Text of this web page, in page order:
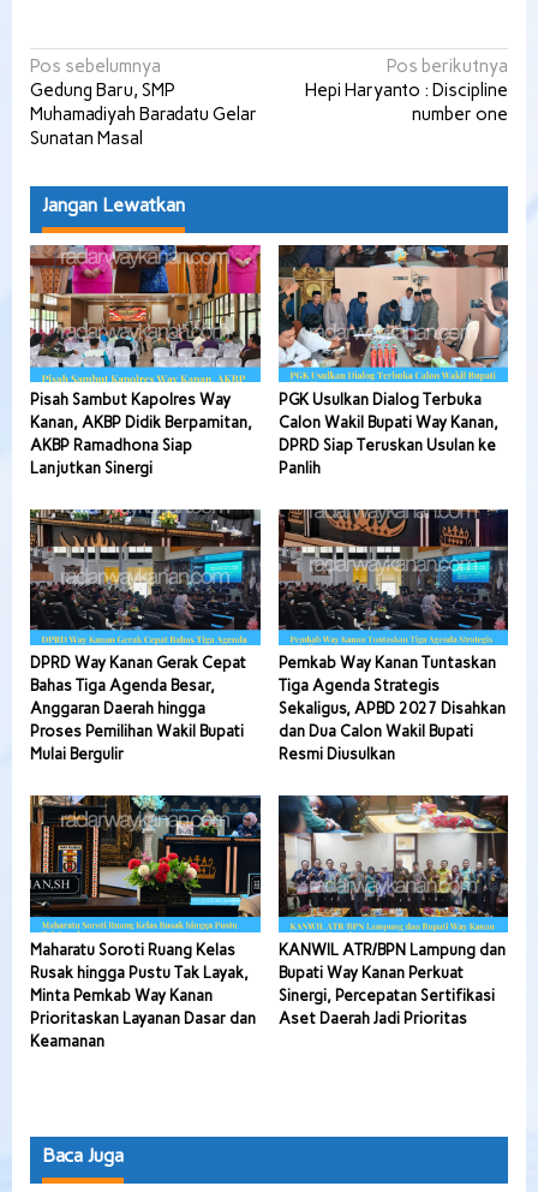
Navigasi
pos
Pos sebelumnya
Gedung Baru, SMP
Muhamadiyah Baradatu Gelar
Sunatan Masal
Pos berikutnya
Hepi Haryanto : Discipline
number one
Jangan Lewatkan
Pisah Sambut Kapolres Way
Kanan, AKBP Didik Berpamitan,
AKBP Ramadhona Siap
Lanjutkan Sinergi
PGK Usulkan Dialog Terbuka
Calon Wakil Bupati Way Kanan,
DPRD Siap Teruskan Usulan ke
Panlih
DPRD Way Kanan Gerak Cepat
Bahas Tiga Agenda Besar,
Anggaran Daerah hingga
Proses Pemilihan Wakil Bupati
Mulai Bergulir
Pemkab Way Kanan Tuntaskan
Tiga Agenda Strategis
Sekaligus, APBD 2027 Disahkan
dan Dua Calon Wakil Bupati
Resmi Diusulkan
Maharatu Soroti Ruang Kelas
Rusak hingga Pustu Tak Layak,
Minta Pemkab Way Kanan
Prioritaskan Layanan Dasar dan
Keamanan
KANWIL ATR/BPN Lampung dan
Bupati Way Kanan Perkuat
Sinergi, Percepatan Sertifikasi
Aset Daerah Jadi Prioritas
Baca Juga